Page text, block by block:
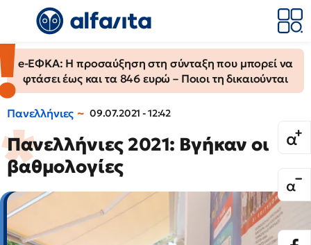
e-ΕΦΚΑ: Η προσαύξηση στη σύνταξη που μπορεί να
φτάσει έως και τα 846 ευρώ – Ποιοι τη δικαιούνται
Πανελλήνιες 09.07.2021 - 12:42
Πανελλήνιες 2021: Βγήκαν οι
βαθμολογίες